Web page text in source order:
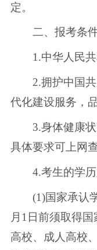
定。
二、报考条
1.中华人民共
2.拥护中国共
代化建设服务，
3.身体健康状
具体要求可上网
4.考生的学历
(1)国家承认学
月1日前须取得
高校、成人高校